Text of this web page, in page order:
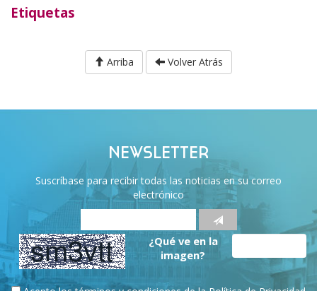
Etiquetas
Arriba Volver Atrás
NEWSLETTER
Suscríbase para recibir todas las noticias en su correo
electrónico
¿Qué ve en la
imagen?